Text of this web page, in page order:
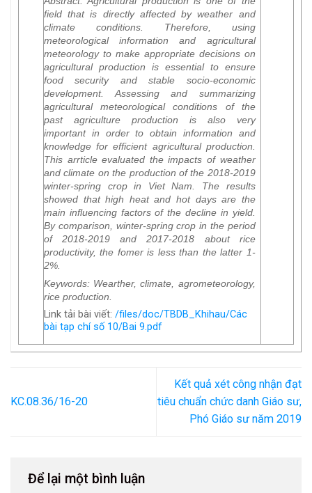
field that is directly affected by weather and
climate conditions. Therefore, using
meteorological information and agricultural
meteorology to make appropriate decisions on
agricultural production is essential to ensure
food security and stable socio-economic
development. Assessing and summarizing
agricultural meteorological conditions of the
past agriculture production is also very
important in order to obtain information and
knowledge for efficient agricultural production.
This arrticle evaluated the impacts of weather
and climate on the production of the 2018-2019
winter-spring crop in Viet Nam. The results
showed that high heat and hot days are the
main influencing factors of the decline in yield.
By comparison, winter-spring crop in the period
of 2018-2019 and 2017-2018 about rice
productivity, the fomer is less than the latter 1-
2%.
Keywords: Wearther, climate, agrometeorology,
rice production.
Link tải bài viết: /files/doc/TBDB_Khihau/Các
bài tạp chí số 10/Bai 9.pdf
KC.08.36/16-20
Kết quả xét công nhận đạt
tiêu chuẩn chức danh Giáo sư,
Phó Giáo sư năm 2019
Để lại một bình luận